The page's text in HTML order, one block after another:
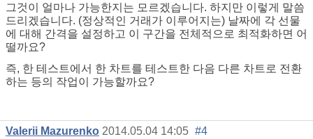
그것이 얼마나 가능한지는 모르겠습니다. 하지만 이렇게 말씀
드리겠습니다. (정상적인 거래가 이루어지는) 날짜에 각 선물
에 대해 간격을 설정하고 이 구간을 전체적으로 최적화하면 어
떨까요?
즉, 한 테스트에서 한 차트를 테스트한 다음 다른 차트로 전환
하는 등의 작업이 가능할까요?
Valerii Mazurenko 2014.05.04 14:05 #4